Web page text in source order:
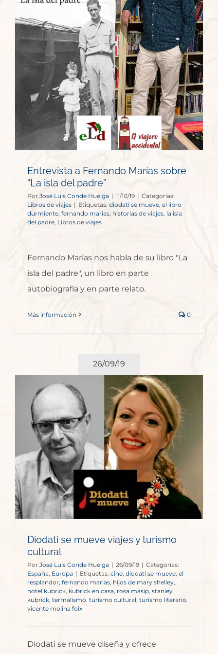
Entrevista a Fernando Marías sobre
“La isla del padre”
Por José Luis Conde Huelga | 11/10/19 | Categorías:
Libros de viajes | Etiquetas: diodati se mueve el libro
durmiente fernando marias historias de viajes la isla
del padre Libros de viajes
Fernando Marías nos habla de su libro "La
isla del padre", un libro en parte
autobiografía y en parte relato.
Más información 0
26/09/19
Diodati se mueve viajes y turismo
cultural
Por José Luis Conde Huelga | 26/09/19 | Categorías:
España Europa | Etiquetas: cine diodati se mueve, el
resplandor fernando marias, hijos de mary shelley,
hotel kubrick kubrick en casa, rosa masip stanley
kubrick, termalismo turismo cultural turismo literario
vicente molina foix
Diodati se mueve diseña y ofrece